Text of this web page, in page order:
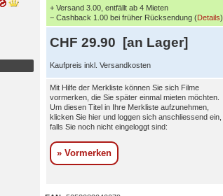
+ Versand 3.00, entfällt ab 4 Mieten
− Cashback 1.00 bei früher Rücksendung (Details)
CHF 29.90 [an Lager]
Kaufpreis inkl. Versandkosten
Mit Hilfe der Merkliste können Sie sich Filme
vormerken, die Sie später einmal mieten möchten.
Um diesen Titel in Ihre Merkliste aufzunehmen,
klicken Sie hier und loggen sich anschliessend ein,
falls Sie noch nicht eingeloggt sind:
» Vormerken